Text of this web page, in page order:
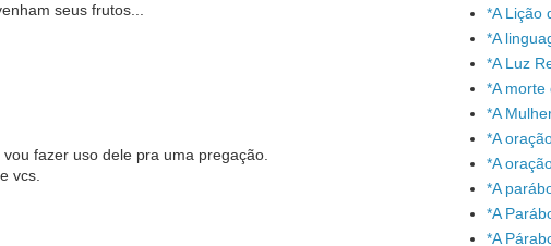
seus frutos...
fazer uso dele pra uma pregação.
vcs.
*A Lição
*A
*A Luz
*A morte
*A
*A
*A
*A
*A
*A